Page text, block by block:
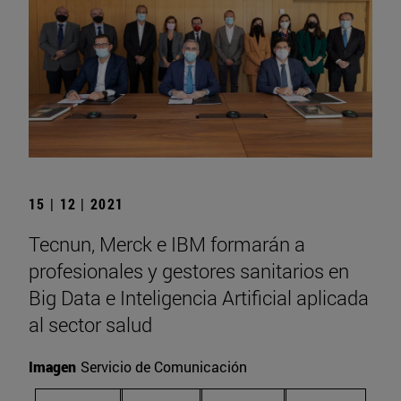
15 | 12 | 2021
Tecnun, Merck e IBM formarán a
profesionales y gestores sanitarios en
Big Data e Inteligencia Artificial aplicada
al sector salud
Imagen Servicio de Comunicación